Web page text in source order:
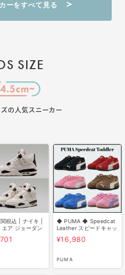
ーをすべて見る
SIZE
の人気スニーカー
税込 | ナイキ |
エア ジョーダン
◆ PUMA ◆ Speedcat
Leather スピードキャッ
ト キッ…
¥16,980
PUMA